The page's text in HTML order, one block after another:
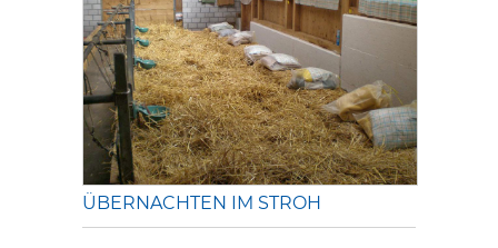
ÜBERNACHTEN IM STROH